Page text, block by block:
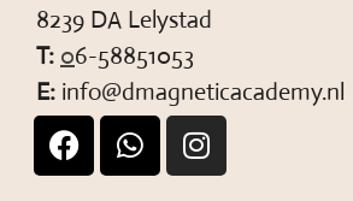
8239 DA Lelystad
T: 06-58851053
E: info@dmagneticacademy.nl